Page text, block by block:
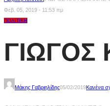
Φεβ. 05, 2019 - 11:53 πμ
ΠΟΛΙΤΙΚΉ
ΓΙΩΓΟΣ
Μάκης Γαβριηλίδης05/02/2019Κανένα